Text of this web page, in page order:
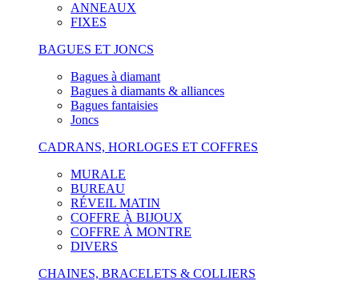
ANNEAUX
FIXES
BAGUES ET JONCS
Bagues à diamant
Bagues à diamants & alliances
Bagues fantaisies
Joncs
CADRANS, HORLOGES ET COFFRES
MURALE
BUREAU
RÉVEIL MATIN
COFFRE À BIJOUX
COFFRE À MONTRE
DIVERS
CHAINES, BRACELETS & COLLIERS